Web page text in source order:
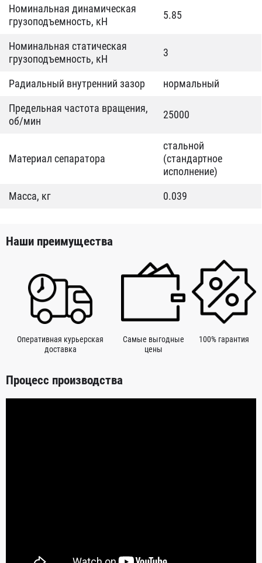
Номинальная динамическая
грузоподъемность, кН
5.85
Номинальная статическая
грузоподъемность, кН
3
Радиальный внутренний зазор
нормальный
Предельная частота вращения,
об/мин
25000
Материал сепаратора
стальной
(стандартное
исполнение)
Масса, кг
0.039
Наши преимущества
Оперативная курьерская
доставка
Самые выгодные
цены
100% гарантия
Процесс производства